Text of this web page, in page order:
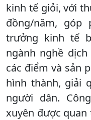
kinh tế giỏi, với
đồng/năm,
trưởng kinh tế
ngành nghề
các điểm và sản
hình thành, giải
người dân.
xuyên được